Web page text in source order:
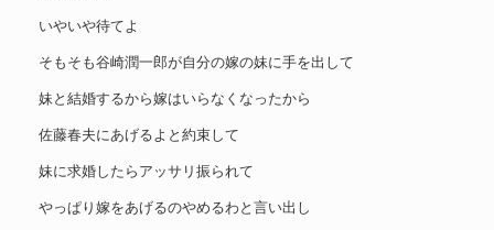
いやいや待てよ
そもそも谷崎潤一郎が自分の嫁の妹に手を出して
妹と結婚するから嫁はいらなくなったから
佐藤春夫にあげるよと約束して
妹に求婚したらアッサリ振られて
やっぱり嫁をあげるのやめるわと言い出し